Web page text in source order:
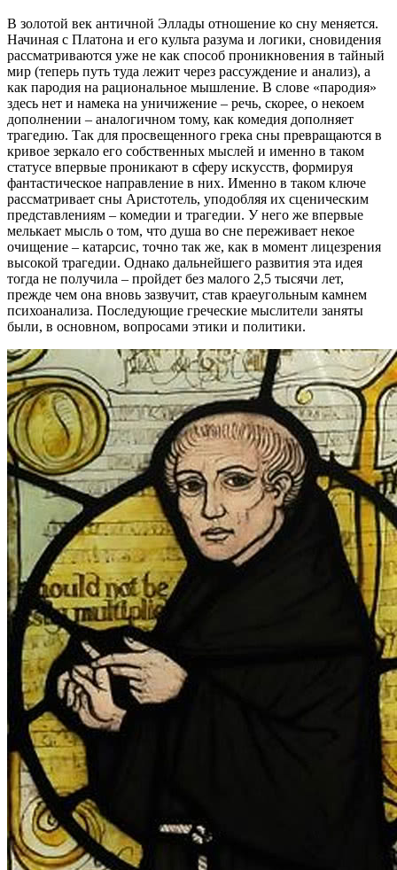
В золотой век античной Эллады отношение ко сну меняется.
Начиная с Платона и его культа разума и логики, сновидения
рассматриваются уже не как способ проникновения в тайный
мир (теперь путь туда лежит через рассуждение и анализ), а
как пародия на рациональное мышление. В слове «пародия»
здесь нет и намека на уничижение – речь, скорее, о некоем
дополнении – аналогичном тому, как комедия дополняет
трагедию. Так для просвещенного грека сны превращаются в
кривое зеркало его собственных мыслей и именно в таком
статусе впервые проникают в сферу искусств, формируя
фантастическое направление в них. Именно в таком ключе
рассматривает сны Аристотель, уподобляя их сценическим
представлениям – комедии и трагедии. У него же впервые
мелькает мысль о том, что душа во сне переживает некое
очищение – катарсис, точно так же, как в момент лицезрения
высокой трагедии. Однако дальнейшего развития эта идея
тогда не получила – пройдет без малого 2,5 тысячи лет,
прежде чем она вновь зазвучит, став краеугольным камнем
психоанализа. Последующие греческие мыслители заняты
были, в основном, вопросами этики и политики.